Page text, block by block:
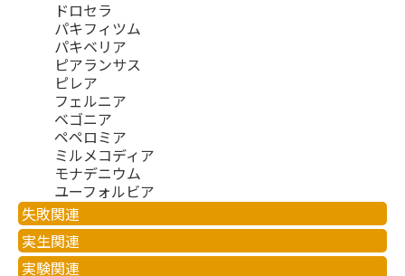
ドロセラ
パキフィツム
パキベリア
ピアランサス
ピレア
フェルニア
ベゴニア
ペペロミア
ミルメコディア
モナデニウム
ユーフォルビア
失敗関連
実生関連
実験関連